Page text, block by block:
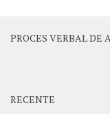
PROCES VERBAL DE
RECENTE